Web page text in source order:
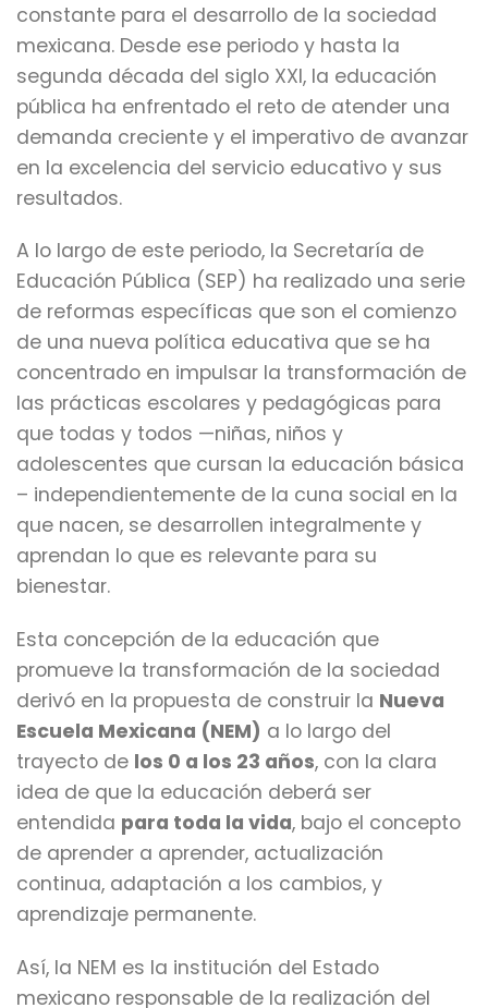
constante para el desarrollo de la sociedad
mexicana. Desde ese periodo y hasta la
segunda década del siglo XXI, la educación
pública ha enfrentado el reto de atender una
demanda creciente y el imperativo de avanzar
en la excelencia del servicio educativo y sus
resultados.
A lo largo de este periodo, la Secretaría de
Educación Pública (SEP) ha realizado una serie
de reformas específicas que son el comienzo
de una nueva política educativa que se ha
concentrado en impulsar la transformación de
las prácticas escolares y pedagógicas para
que todas y todos —niñas, niños y
adolescentes que cursan la educación básica
– independientemente de la cuna social en la
que nacen, se desarrollen integralmente y
aprendan lo que es relevante para su
bienestar.
Esta concepción de la educación que
promueve la transformación de la sociedad
derivó en la propuesta de construir la Nueva
Escuela Mexicana (NEM) a lo largo del
trayecto de los 0 a los 23 años, con la clara
idea de que la educación deberá ser
entendida para toda la vida, bajo el concepto
de aprender a aprender, actualización
continua, adaptación a los cambios, y
aprendizaje permanente.
Así, la NEM es la institución del Estado
mexicano responsable de la realización del